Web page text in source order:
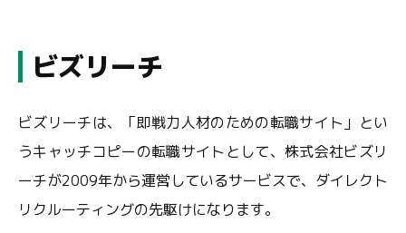
ビズリーチ
ビズリーチは、「即戦力人材のための転職サイト」とい
うキャッチコピーの転職サイトとして、株式会社ビズリ
ーチが2009年から運営しているサービスで、ダイレクト
リクルーティングの先駆けになります。